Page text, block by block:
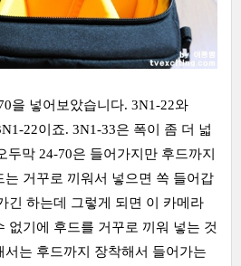
을 넣어보았습니다. 3N1-22와
22이죠. 3N1-33은 폭이 좀 더 넓
두막 24-70은 들어가지만 후드까지
는 거꾸로 끼워서 넣으면 쏙 들어갑
긴 하는데 그렇게 되면 이 카메라
없기에 후드를 거꾸로 끼워 넣는 것
서는 후드까지 장착해서 들어가는